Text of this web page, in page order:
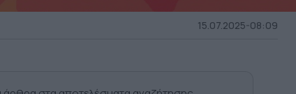
15.07.2025-08:09